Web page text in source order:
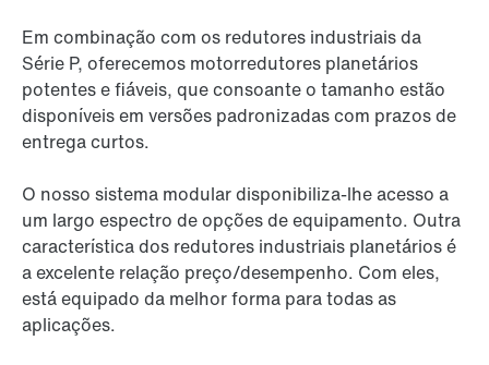
Em combinação com os redutores industriais da
Série P, oferecemos motorredutores planetários
potentes e fiáveis, que consoante o tamanho estão
disponíveis em versões padronizadas com prazos de
entrega curtos.
O nosso sistema modular disponibiliza-lhe acesso a
um largo espectro de opções de equipamento. Outra
característica dos redutores industriais planetários é
a excelente relação preço/desempenho. Com eles,
está equipado da melhor forma para todas as
aplicações.